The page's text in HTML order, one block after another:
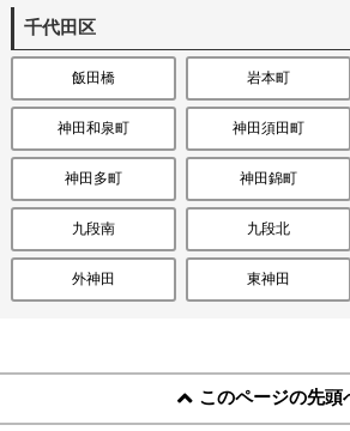
千代田区
飯田橋 岩本町
神田和泉町 神田須田町
神田多町 神田錦町
九段南 九段北
外神田 東神田
このページの先頭